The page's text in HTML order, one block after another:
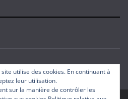
utilise des cookies. En continuant à
leur utilisation.
sur la manière de contrôler les